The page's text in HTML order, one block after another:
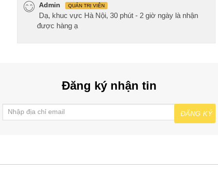
Admin QUẢN TRỊ VIÊN
Dạ, khuc vực Hà Nội, 30 phút - 2 giờ ngày là nhận
được hàng ạ
Đăng ký nhận tin
ĐĂNG KÝ